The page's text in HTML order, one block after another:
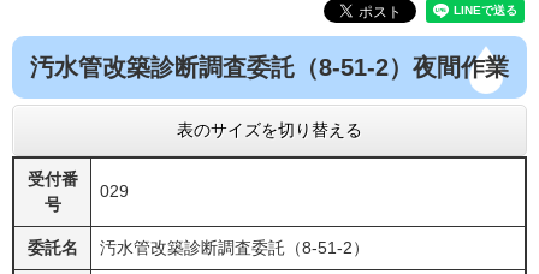
汚水管改築診断調査委託（8-51-2）夜間作業
表のサイズを切り替える
受付番
号
029
委託名 汚水管改築診断調査委託（8-51-2）